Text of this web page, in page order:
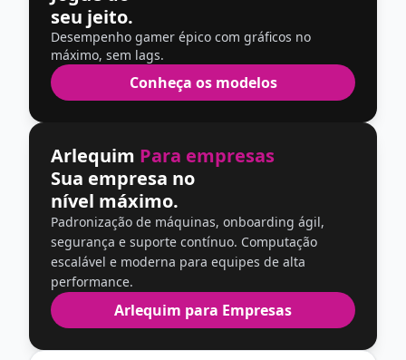
seu jeito.
Desempenho gamer épico com gráficos no
máximo, sem lags.
Conheça os modelos
Arlequim Para empresas
Sua empresa no
nível máximo.
Padronização de máquinas, onboarding ágil,
segurança e suporte contínuo. Computação
escalável e moderna para equipes de alta
performance.
Arlequim para Empresas